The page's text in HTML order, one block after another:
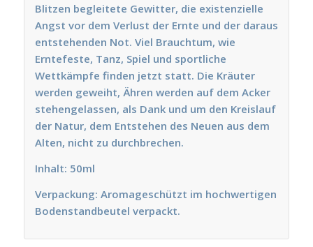
Blitzen begleitete Gewitter, die existenzielle
Angst vor dem Verlust der Ernte und der daraus
entstehenden Not. Viel Brauchtum, wie
Erntefeste, Tanz, Spiel und sportliche
Wettkämpfe finden jetzt statt. Die Kräuter
werden geweiht, Ähren werden auf dem Acker
stehengelassen, als Dank und um den Kreislauf
der Natur, dem Entstehen des Neuen aus dem
Alten, nicht zu durchbrechen.
Inhalt: 50ml
Verpackung: Aromageschützt im hochwertigen
Bodenstandbeutel verpackt.